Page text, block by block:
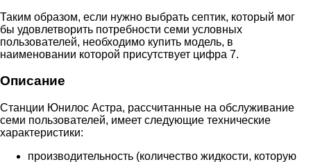
Таким образом, если нужно выбрать септик, который мог
бы удовлетворить потребности семи условных
пользователей, необходимо купить модель, в
наименовании которой присутствует цифра 7.
Описание
Станции Юнилос Астра, рассчитанные на обслуживание
семи пользователей, имеет следующие технические
характеристики:
производительность (количество жидкости, которую